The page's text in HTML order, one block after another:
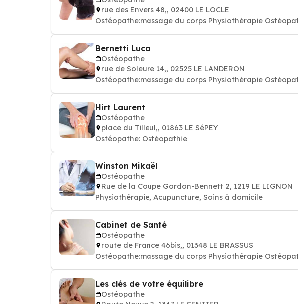
rue des Envers 48,, 02400 LE LOCLE
Ostéopathe:massage du corps Physiothérapie
Bernetti Luca
Ostéopathe
rue de Soleure 14,, 02525 LE LANDERON
Ostéopathe:massage du corps Physiothérapie
Hirt Laurent
Ostéopathe
place du Tilleul,, 01863 LE SéPEY
Ostéopathe: Ostéopathie
Winston Mikaël
Ostéopathe
Rue de la Coupe Gordon-Bennett 2, 1219 LE LIGNON
Physiothérapie, Acupuncture, Soins à domicile
Cabinet de Santé
Ostéopathe
route de France 46bis,, 01348 LE BRASSUS
Ostéopathe:massage du corps Physiothérapie
Les clés de votre équilibre
Ostéopathe